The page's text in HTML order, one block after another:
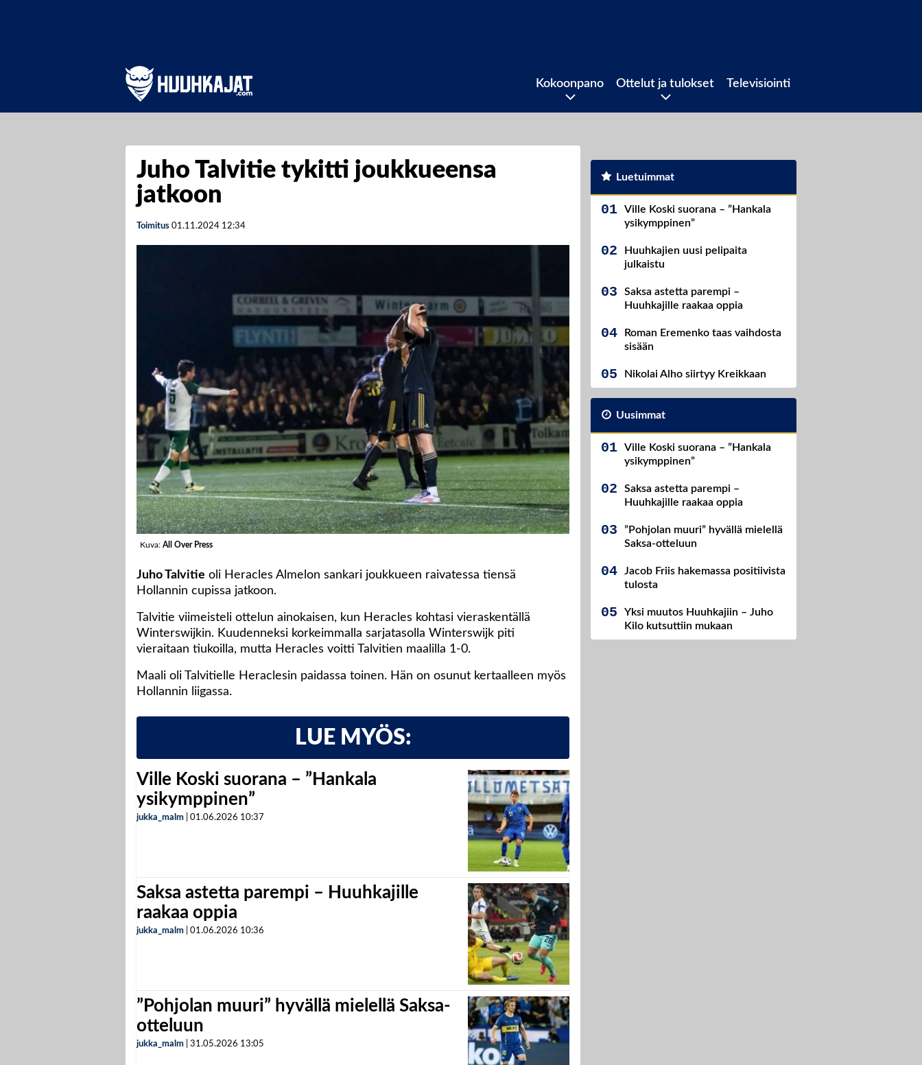
Kokoonpano Ottelut ja tulokset Televisiointi
Juho Talvitie tykitti joukkueensa
jatkoon
Toimitus 01.11.2024 12:34
Kuva: All Over Press
Juho Talvitie oli Heracles Almelon sankari joukkueen raivatessa tiensä
Hollannin cupissa jatkoon.
Talvitie viimeisteli ottelun ainokaisen, kun Heracles kohtasi vieraskentällä
Winterswijkin. Kuudenneksi korkeimmalla sarjatasolla Winterswijk piti
vieraitaan tiukoilla, mutta Heracles voitti Talvitien maalilla 1-0.
Maali oli Talvitielle Heraclesin paidassa toinen. Hän on osunut kertaalleen myös
Hollannin liigassa.
LUE MYÖS:
Ville Koski suorana – ”Hankala
ysikymppinen”
jukka_malm 01.06.2026 10:37
Saksa astetta parempi – Huuhkajille
raakaa oppia
jukka_malm 01.06.2026 10:36
”Pohjolan muuri” hyvällä mielellä Saksa-
otteluun
jukka_malm 31.05.2026 13:05
Luetuimmat
Ville Koski suorana – ”Hankala
ysikymppinen”
Huuhkajien uusi pelipaita
julkaistu
Saksa astetta parempi –
Huuhkajille raakaa oppia
Roman Eremenko taas vaihdosta
sisään
Nikolai Alho siirtyy Kreikkaan
Uusimmat
Ville Koski suorana – ”Hankala
ysikymppinen”
Saksa astetta parempi –
Huuhkajille raakaa oppia
”Pohjolan muuri” hyvällä mielellä
Saksa-otteluun
Jacob Friis hakemassa positiivista
tulosta
Yksi muutos Huuhkajiin – Juho
Kilo kutsuttiin mukaan